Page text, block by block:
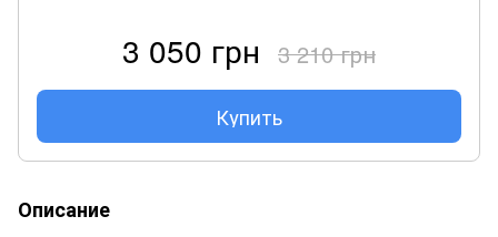
3 050 грн 3 210 грн
Купить
Описание